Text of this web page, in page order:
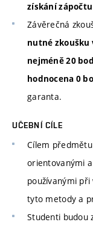
získání
Závěrečná
nutné zkoušku
nejméně 20
hodnocena 0
garanta.
UČEBNÍ CÍLE
Cílem
orientovanými
používanými
tyto metody a
Studenti budou